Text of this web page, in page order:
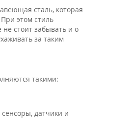
сталь, которая
этом стиль
стоит забывать и о
за таким
такими:
датчики и